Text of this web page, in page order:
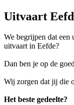
Uitvaart
We begrijpen dat een
uitvaart in Eefde?
Dan ben je op de
Wij zorgen dat jij die
Het beste gedeelte?